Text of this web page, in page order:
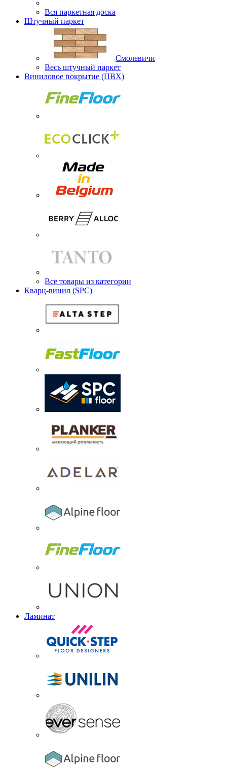
Вся паркетная доска
Штучный паркет
Смолевичи
Весь штучный паркет
Виниловое покрытие (ПВХ)
Все товары из категории
Кварц-винил (SPC)
Ламинат